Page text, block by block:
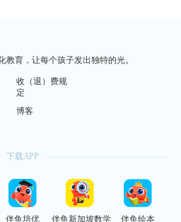
教育，让每个孩子发出独特的光。
收（退）费规
定
博客
下载APP
伴鱼培优 伴鱼新加坡数学 伴鱼绘本